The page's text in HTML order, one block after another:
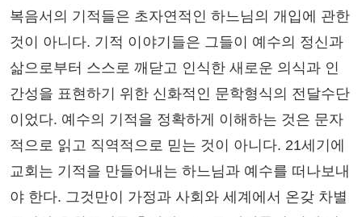
복음서의 기적들은 초자연적인 하느님의 개입에 관한
것이 아니다. 기적 이야기들은 그들이 예수의 정신과
삶으로부터 스스로 깨닫고 인식한 새로운 의식과 인
간성을 표현하기 위한 신화적인 문학형식의 전달수단
이었다. 예수의 기적을 정확하게 이해하는 것은 문자
적으로 읽고 직역적으로 믿는 것이 아니다. 21세기에
교회는 기적을 만들어내는 하느님과 예수를 떠나보내
야 한다. 그것만이 가정과 사회와 세계에서 온갖 차별